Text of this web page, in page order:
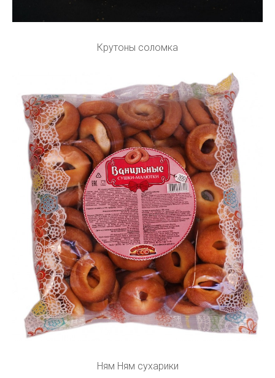
Крутоны соломка
Ням Ням сухарики